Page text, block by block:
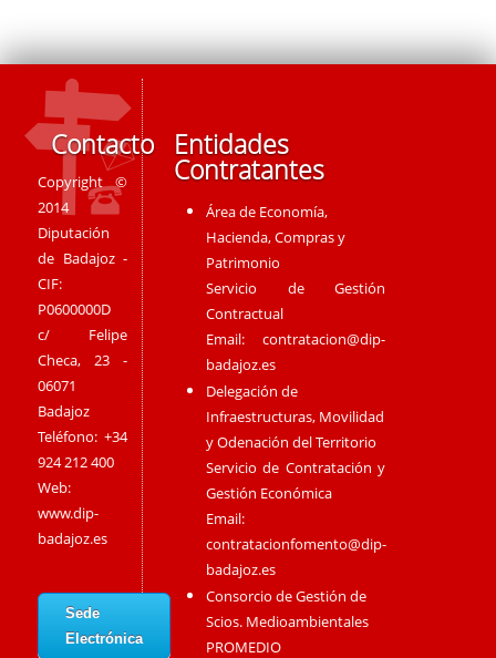
Contacto
Copyright ©
2014
Diputación
de Badajoz -
CIF:
P0600000D
c/ Felipe
Checa, 23 -
06071
Badajoz
Teléfono: +34
924 212 400
Web:
www.dip-
badajoz.es
Sede
Electrónica
Entidades
Contratantes
Área de Economía,
Hacienda, Compras y
Patrimonio
Servicio de Gestión
Contractual
Email:contratacion@dip-
badajoz.es
Delegación de
Infraestructuras, Movilidad
y Odenación del Territorio
Servicio de Contratación y
Gestión Económica
Email:
contratacionfomento@dip-
badajoz.es
Consorcio de Gestión de
Scios. Medioambientales
PROMEDIO